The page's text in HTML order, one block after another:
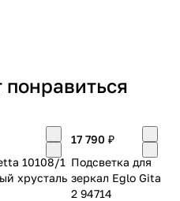
10108/1
хрусталь
17 790 ₽
Подсветка для
зеркал Eglo Gita
2 94714